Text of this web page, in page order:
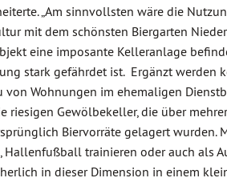
„Am sinnvollsten wäre die
mit dem schönsten Biergarten
eine imposante Kelleranlage
stark gefährdet ist. Ergänzt werden
Wohnungen im ehemaligen
Gewölbekeller, die über
Biervorräte gelagert wurden.
trainieren oder auch als
in dieser Dimension in einem